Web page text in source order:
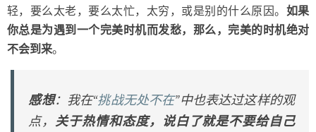
轻，要么太老，要么太忙，太穷，或是别的什么原因。 如果
你总是为遇到一个完美时机而发愁，那么，完美的时机绝对
不会到来。
感想：我在“挑战无处不在”中也表达过这样的观
点，关于热情和态度，说白了就是不要给自己